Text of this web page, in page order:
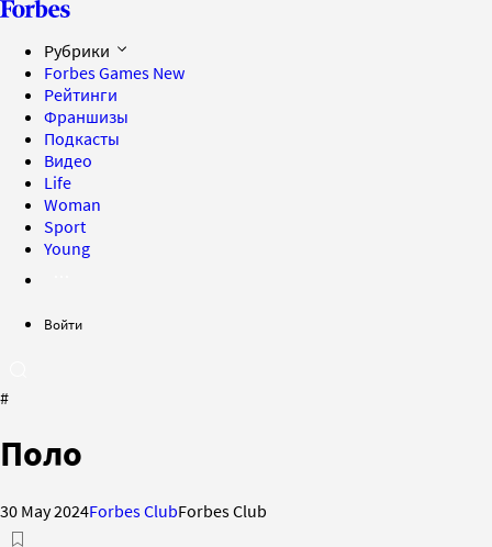
Рубрики
Forbes Games New
Рейтинги
Франшизы
Подкасты
Видео
Life
Woman
Sport
Young
Войти
#
Поло
30 May 2024Forbes ClubForbes Club